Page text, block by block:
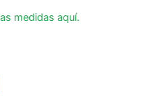
medidas aquí.